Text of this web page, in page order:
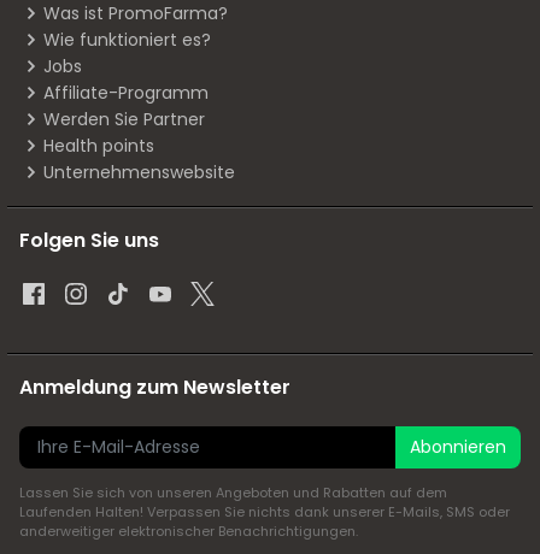
Was ist PromoFarma?
Wie funktioniert es?
Jobs
Affiliate-Programm
Werden Sie Partner
Health points
Unternehmenswebsite
Folgen Sie uns
Anmeldung zum Newsletter
Abonnieren
Lassen Sie sich von unseren Angeboten und Rabatten auf dem
Laufenden Halten! Verpassen Sie nichts dank unserer E-Mails, SMS oder
anderweitiger elektronischer Benachrichtigungen.